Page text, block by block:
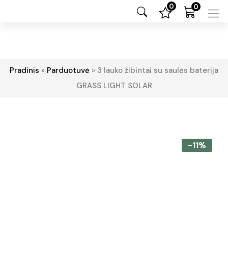
0 0
Pradinis » Parduotuvė » 3 lauko žibintai su saulės baterija
GRASS LIGHT SOLAR
-11%